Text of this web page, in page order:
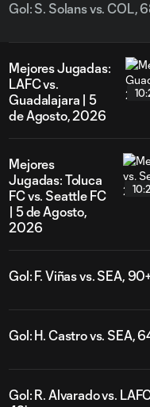
Gol: S. Solans vs. COL,
Mejores Jugadas:
LAFC vs.
Guadalajara | 5
de Agosto, 2026
Mejores
Jugadas: Toluca
FC vs. Seattle FC
| 5 de Agosto,
2026
Gol: F. Viñas vs. SEA,
Gol: H. Castro vs. SEA,
Gol: R. Alvarado vs.